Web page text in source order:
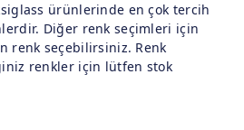
ürünlerinde en çok tercih
Diğer renk seçimleri için
renk seçebilirsiniz. Renk
renkler için lütfen stok